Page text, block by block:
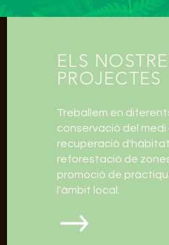
ELS
PROJECTES
Treballem en
conservació del
recuperació
reforestació de
promoció de
l'àmbit local.